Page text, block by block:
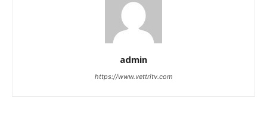
admin
https://www.vettritv.com